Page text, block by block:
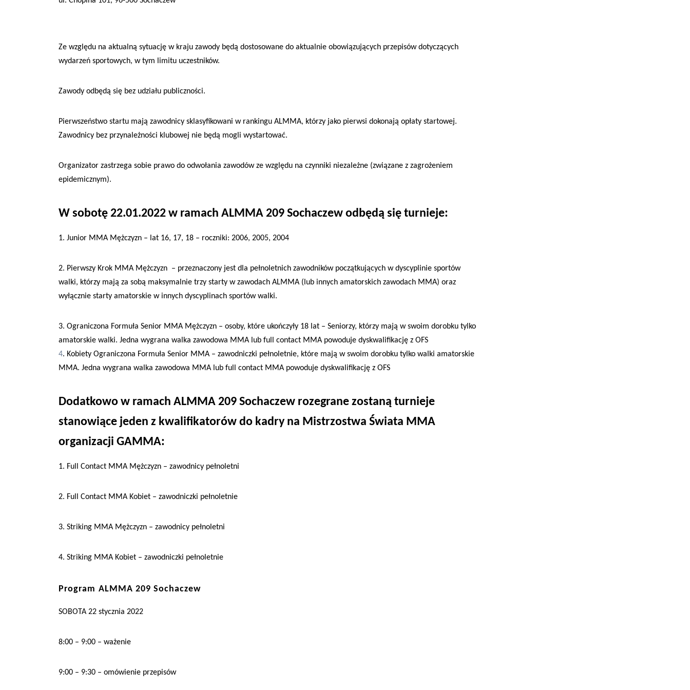
Ze względu na aktualną sytuację w kraju zawody będą dostosowane do aktualnie obowiązujących przepisów dotyczących
wydarzeń sportowych, w tym limitu uczestników.
Zawody odbędą się bez udziału publiczności.
Pierwszeństwo startu mają zawodnicy sklasyfikowani w rankingu ALMMA, którzy jako pierwsi dokonają opłaty startowej.
Zawodnicy bez przynależności klubowej nie będą mogli wystartować.
Organizator zastrzega sobie prawo do odwołania zawodów ze względu na czynniki niezależne (związane z zagrożeniem
epidemicznym).
W sobotę22.01.2022 w ramachALMMA 209 Sochaczew odbędą się turnieje:
1. Junior MMA Mężczyzn – lat 16, 17, 18 – roczniki: 2006, 2005, 2004
2. Pierwszy Krok MMA Mężczyzn – przeznaczony jest dla pełnoletnich zawodników początkujących w dyscyplinie sportów
walki, którzy mają za sobą maksymalnie trzy starty w zawodach ALMMA (lub innych amatorskich zawodach MMA) oraz
wyłącznie starty amatorskie w innych dyscyplinach sportów walki.
3. Ograniczona Formuła Senior MMA Mężczyzn – osoby, które ukończyły 18 lat – Seniorzy, którzy mają w swoim dorobku tylko
amatorskie walki. Jedna wygrana walka zawodowa MMA lub full contact MMA powoduje dyskwalifikację z OFS
4. Kobiety Ograniczona Formuła Senior MMA – zawodniczki pełnoletnie, które mają w swoim dorobku tylko walki amatorskie
MMA. Jedna wygrana walka zawodowa MMA lub full contact MMA powoduje dyskwalifikację z OFS
Dodatkowo w ramach ALMMA 209 Sochaczew rozegrane zostaną turnieje
stanowiące jeden z kwalifikatorów do kadry na Mistrzostwa Świata MMA
organizacji GAMMA:
1. Full Contact MMA Mężczyzn – zawodnicy pełnoletni
2. Full Contact MMA Kobiet – zawodniczki pełnoletnie
3. Striking MMA Mężczyzn – zawodnicy pełnoletni
4. Striking MMA Kobiet – zawodniczki pełnoletnie
Program ALMMA 209 Sochaczew
SOBOTA22 stycznia 2022
8:00 – 9:00 – ważenie
9:00 – 9:30 – omówienie przepisów